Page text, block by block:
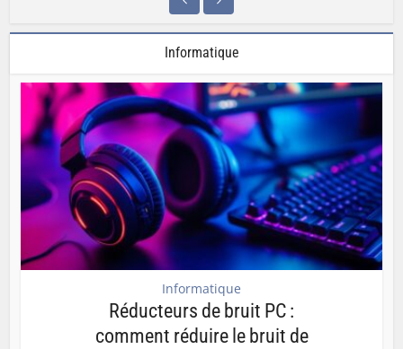
Informatique
Informatique
Réducteurs de bruit PC :
comment réduire le bruit de